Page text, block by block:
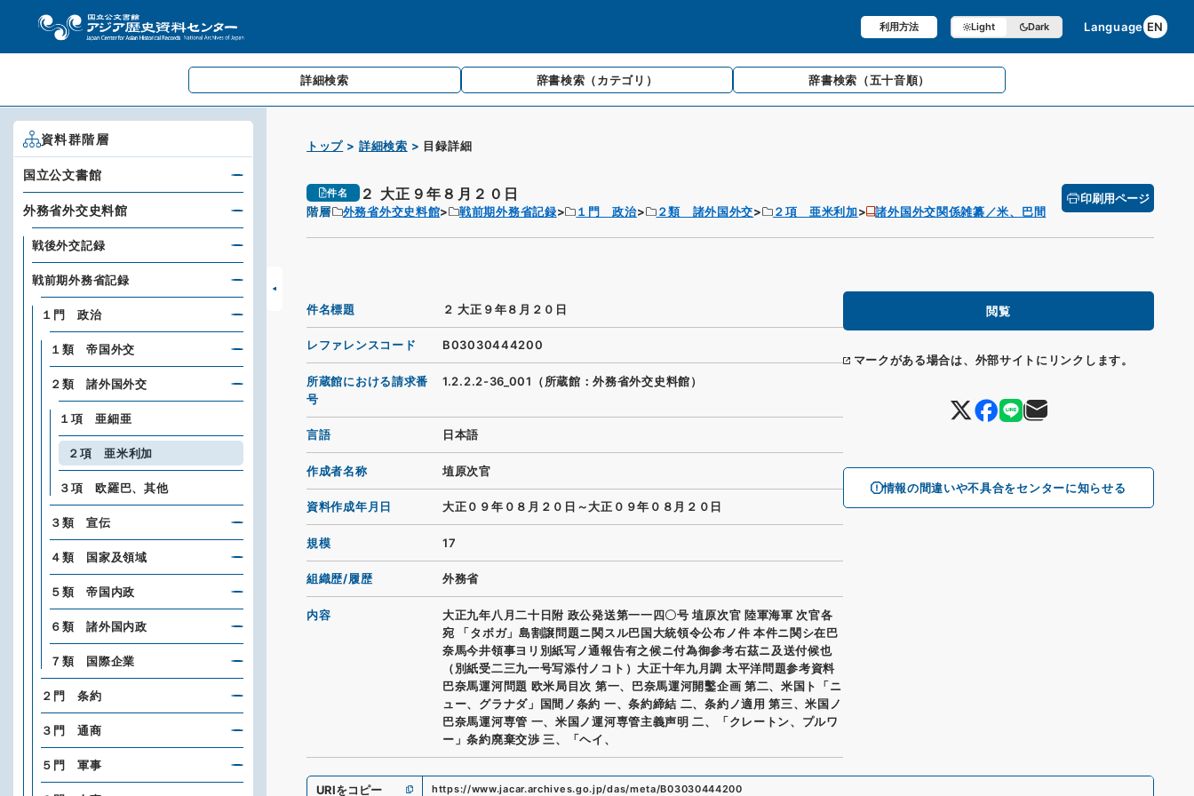
利用方法 Light Dark Language EN
詳細検索 辞書検索 （カテゴリ） 辞書検索 （五十音順）
トップ 詳細検索 目録詳細
件名 ２ 大正９年８月２０日
階層 外務省外交史料館 戦前期外務省記録 １門 政治 ２類 諸外国外交 ２項 亜米利加 諸外国外交関係雑纂／米、巴間
印刷用ページ
閲覧
マークがある場合は、外部サイトにリンクします。
情報の間違いや不具合をセンターに知らせる
件名標題 ２ 大正９年８月２０日
レファレンスコード B03030444200
所蔵館における請求番
号
1.2.2.2-36_001（所蔵館：外務省外交史料館）
言語 日本語
作成者名称 埴原次官
資料作成年月日 大正０９年０８月２０日～大正０９年０８月２０日
規模 17
組織歴/履歴 外務省
内容
大正九年八月二十日附 政公発送第一一四〇号 埴原次官 陸軍海軍 次官各
宛 「タボガ」島割譲問題ニ関スル巴国大統領令公布ノ件 本件ニ関シ在巴
奈馬今井領事ヨリ別紙写ノ通報告有之候ニ付為御参考右茲ニ及送付候也
（別紙受二三九一号写添付ノコト）大正十年九月調 太平洋問題参考資料
巴奈馬運河問題 欧米局目次 第一、巴奈馬運河開鑿企画 第二、米国ト「ニ
ュー、グラナダ」国間ノ条約 一、条約締結 二、条約ノ適用 第三、米国ノ
巴奈馬運河専管 一、米国ノ運河専管主義声明 二、「クレートン、プルワ
ー」条約廃棄交渉 三、「ヘイ、
URIをコピー https://www.jacar.archives.go.jp/das/meta/B03030444200
資料群階層
国立公文書館
外務省外交史料館
戦後外交記録
戦前期外務省記録
１門 政治
１類 帝国外交
２類 諸外国外交
１項 亜細亜
２項 亜米利加
３項 欧羅巴、其他
３類 宣伝
４類 国家及領域
５類 帝国内政
６類 諸外国内政
７類 国際企業
２門 条約
３門 通商
５門 軍事